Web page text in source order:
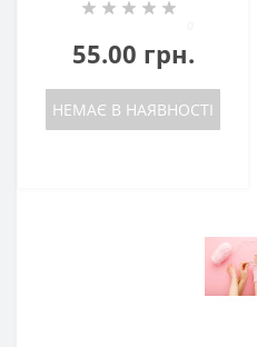
55.00 грн.
НЕМАЄ В НАЯВНОСТІ